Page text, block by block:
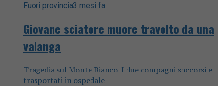
Fuori provincia3 mesi fa
Giovane sciatore muore travolto da una
valanga
Tragedia sul Monte Bianco. I due compagni soccorsi e
trasportati in ospedale